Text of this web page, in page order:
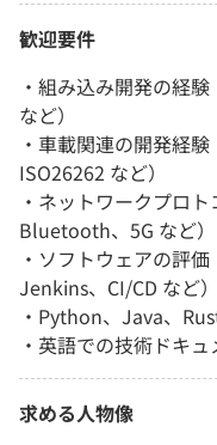
歓迎要件
・組み込み開発の経
など）
・車載関連の開発経験
ISO26262 など）
・ネットワークプロ
Bluetooth、5G など）
・ソフトウェアの評
Jenkins、CI/CD など）
・Python、Java、
・英語での技術ドキ
求める人物像